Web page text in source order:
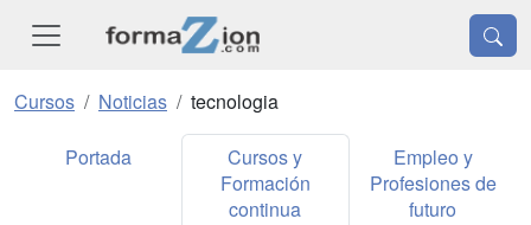
Cursos Noticias tecnologia
Portada
Cursos y
Formación
continua
Empleo y
Profesiones de
futuro